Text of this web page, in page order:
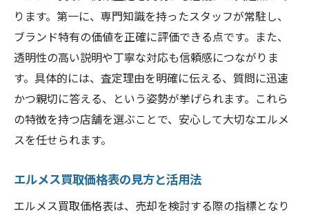
ります。第一に、専門知識を持ったスタッフが常駐し、
ブランド特有の価値を正確に評価できる点です。また、
透明性の高い説明や丁寧な対応も信頼感につながりま
す。具体的には、査定理由を明確に伝える、質問に迅速
かつ親切に答える、という姿勢が挙げられます。これら
の特徴を持つ店舗を選ぶことで、安心して大切なエルメ
スを任せられます。
エルメス買取価格表の見方と活用法
エルメス買取価格表は、売却を検討する際の指標となり